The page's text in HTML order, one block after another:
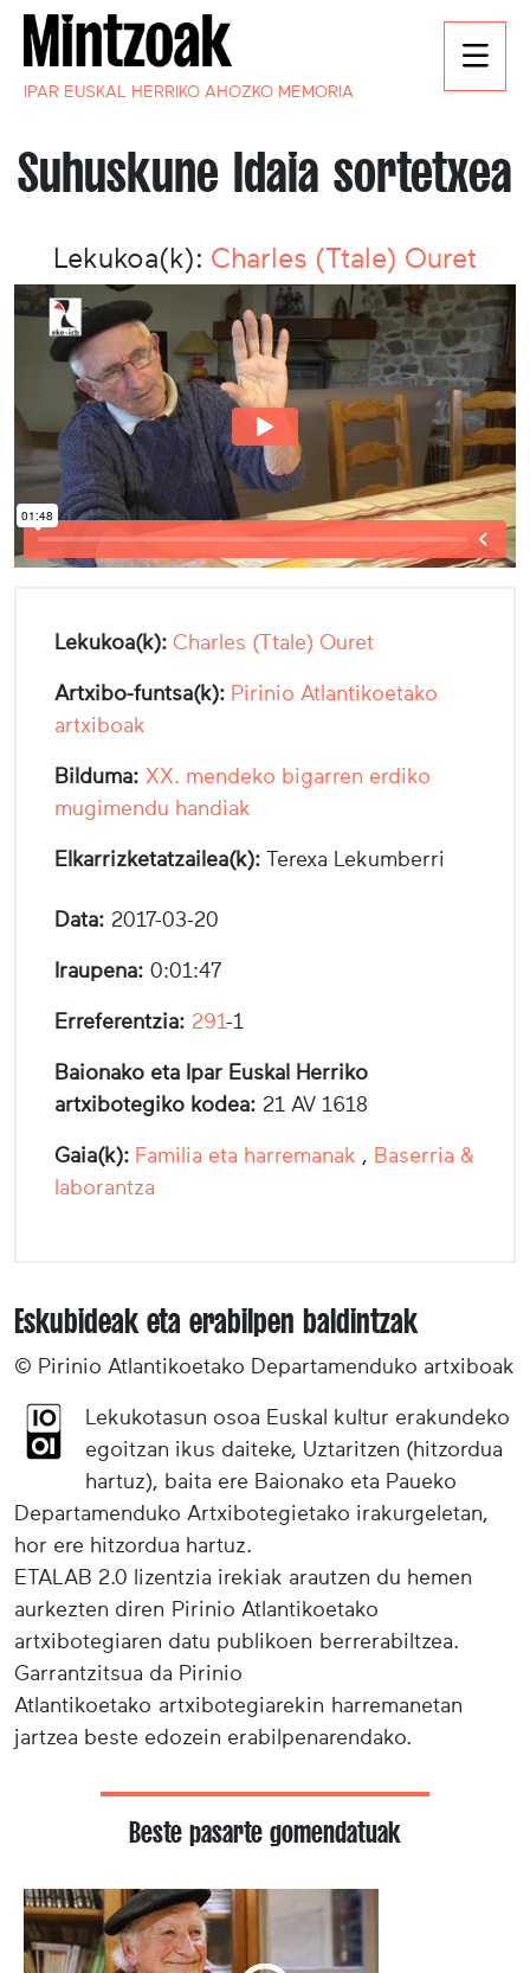
IPAR EUSKAL HERRIKO AHOZKO MEMORIA
Suhuskune Idaia sortetxea
Lekukoa(k): Charles (Ttale) Ouret
Lekukoa(k): Charles (Ttale) Ouret
Artxibo-funtsa(k): Pirinio Atlantikoetako
artxiboak
Bilduma: XX. mendeko bigarren erdiko
mugimendu handiak
Elkarrizketatzailea(k): Terexa Lekumberri
Data: 2017-03-20
Iraupena: 0:01:47
Erreferentzia: 291-1
Baionako eta Ipar Euskal Herriko
artxibotegiko kodea: 21 AV 1618
Gaia(k): Familia eta harremanak , Baserria &
laborantza
Eskubideak eta erabilpen baldintzak
© Pirinio Atlantikoetako Departamenduko artxiboak
Lekukotasun osoa Euskal kultur erakundeko
egoitzan ikus daiteke, Uztaritzen (hitzordua
hartuz), baita ere Baionako eta Paueko
Departamenduko Artxibotegietako irakurgeletan,
hor ere hitzordua hartuz.
ETALAB 2.0 lizentzia irekiak arautzen du hemen
aurkezten diren Pirinio Atlantikoetako
artxibotegiaren datu publikoen berrerabiltzea.
Garrantzitsua da Pirinio
Atlantikoetako artxibotegiarekin harremanetan
jartzea beste edozein erabilpenarendako.
Beste pasarte gomendatuak